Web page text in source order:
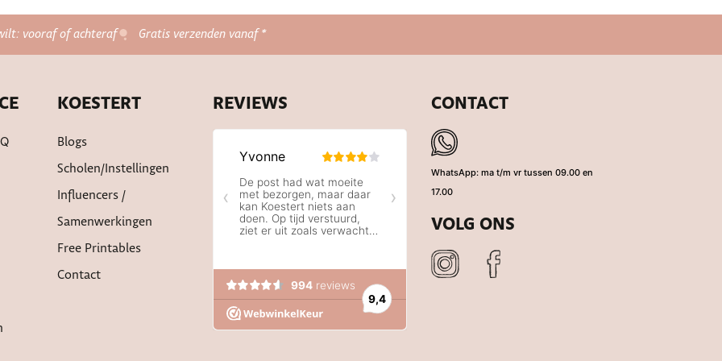
vooraf of achteraf Gratis verzenden vanaf *
KOESTERT
Blogs
Scholen/instellingen
Influencers /
Samenwerkingen
Free Printables
Contact
REVIEWS CONTACT
WhatsApp: ma t/m vr tussen 09.00 en
17.00
VOLG ONS